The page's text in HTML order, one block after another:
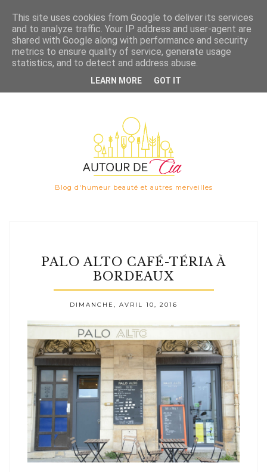

Blog d'humeur beauté et autres merveilles
PALO ALTO CAFÉ-TÉRIA À
BORDEAUX
DIMANCHE, AVRIL 10, 2016
This site uses cookies from Google to deliver its services
and to analyze traffic. Your IP address and user-agent are
shared with Google along with performance and security
metrics to ensure quality of service, generate usage
statistics, and to detect and address abuse.
LEARN MORE GOT IT